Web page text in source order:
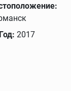
Год: 2017